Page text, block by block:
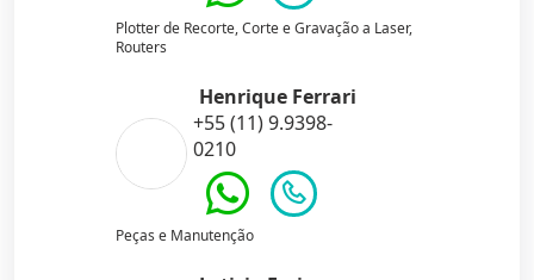
Plotter de Recorte, Corte e Gravação a Laser,
Routers
Henrique Ferrari
+55 (11) 9.9398-
0210
Peças e Manutenção